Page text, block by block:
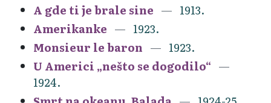
A gde ti je brale sine
1913.
Amerikanke
1923.
Monsieur le baron
1923.
U Americi „nešto se dogodilo“
1924.